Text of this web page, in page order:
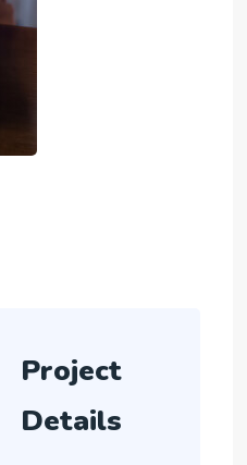
Project
Details